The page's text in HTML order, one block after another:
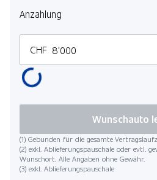
Anzahlung
CHF
(1) Gebunden für die gesamte
(2) exkl. Ablieferungspauschale oder evtl.
Wunschort. Alle Angaben ohne Gewähr.
(3) exkl. Ablieferungspauschale
Wunschauto